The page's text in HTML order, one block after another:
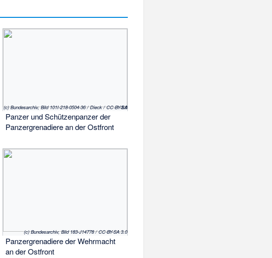
(c) Bundesarchiv, Bild 101I-218-0504-36 / Dieck / CC-BY-SA 3.0
Panzer und Schützenpanzer der
Panzergrenadiere an der Ostfront
(c) Bundesarchiv, Bild 183-J14778 / CC-BY-SA 3.0
Panzergrenadiere der Wehrmacht
an der Ostfront